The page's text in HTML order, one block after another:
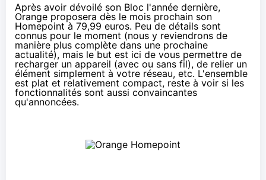
Après avoir dévoilé son Bloc l'année dernière,
Orange proposera dès le mois prochain son
Homepoint à 79,99 euros. Peu de détails sont
connus pour le moment (nous y reviendrons de
manière plus complète dans une prochaine
actualité), mais le but est ici de vous permettre de
recharger un appareil (avec ou sans fil), de relier un
élément simplement à votre réseau, etc. L'ensemble
est plat et relativement compact, reste à voir si les
fonctionnalités sont aussi convaincantes
qu'annoncées.